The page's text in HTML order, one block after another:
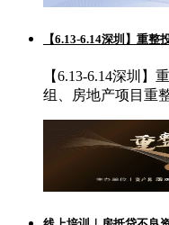
【6.13-6.14深圳】重整
【6.13-6.14深圳
组、房地产项目重